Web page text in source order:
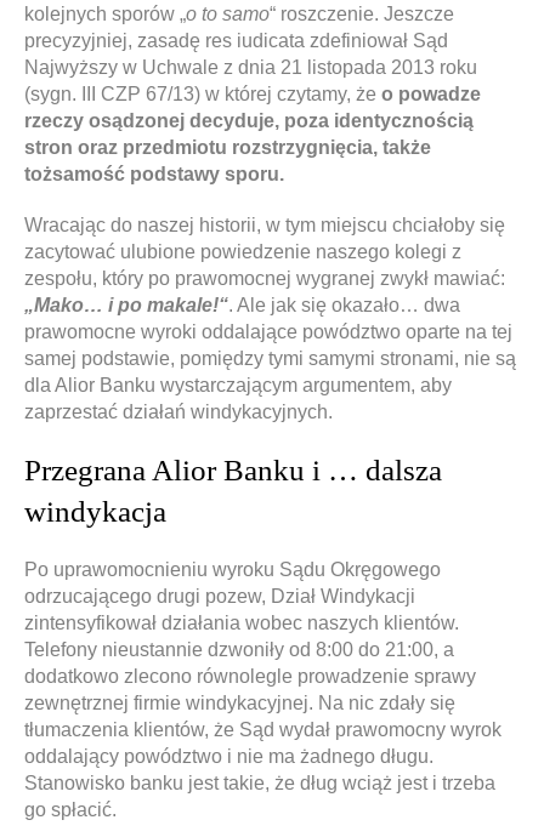
kolejnych sporów „o to samo“ roszczenie. Jeszcze
precyzyjniej, zasadę res iudicata zdefiniował Sąd
Najwyższy w Uchwale z dnia 21 listopada 2013 roku
(sygn. III CZP 67/13) w której czytamy, że o powadze
rzeczy osądzonej decyduje, poza identycznością
stron oraz przedmiotu rozstrzygnięcia, także
tożsamość podstawy sporu.
Wracając do naszej historii, w tym miejscu chciałoby się
zacytować ulubione powiedzenie naszego kolegi z
zespołu, który po prawomocnej wygranej zwykł mawiać:
„Mako… i po makale!“. Ale jak się okazało… dwa
prawomocne wyroki oddalające powództwo oparte na tej
samej podstawie, pomiędzy tymi samymi stronami, nie są
dla Alior Banku wystarczającym argumentem, aby
zaprzestać działań windykacyjnych.
Przegrana Alior Banku i … dalsza
windykacja
Po uprawomocnieniu wyroku Sądu Okręgowego
odrzucającego drugi pozew, Dział Windykacji
zintensyfikował działania wobec naszych klientów.
Telefony nieustannie dzwoniły od 8:00 do 21:00, a
dodatkowo zlecono równolegle prowadzenie sprawy
zewnętrznej firmie windykacyjnej. Na nic zdały się
tłumaczenia klientów, że Sąd wydał prawomocny wyrok
oddalający powództwo i nie ma żadnego długu.
Stanowisko banku jest takie, że dług wciąż jest i trzeba
go spłacić.